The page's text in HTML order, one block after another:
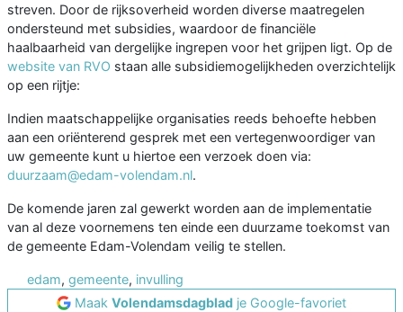
streven. Door de rijksoverheid worden diverse maatregelen
ondersteund met subsidies, waardoor de financiële
haalbaarheid van dergelijke ingrepen voor het grijpen ligt. Op de
website van RVO staan alle subsidiemogelijkheden overzichtelijk
op een rijtje:
Indien maatschappelijke organisaties reeds behoefte hebben
aan een oriënterend gesprek met een vertegenwoordiger van
uw gemeente kunt u hiertoe een verzoek doen via:
duurzaam@edam-volendam.nl.
De komende jaren zal gewerkt worden aan de implementatie
van al deze voornemens ten einde een duurzame toekomst van
de gemeente Edam-Volendam veilig te stellen.
edam, gemeente, invulling
Maak Volendamsdagblad je Google-favoriet